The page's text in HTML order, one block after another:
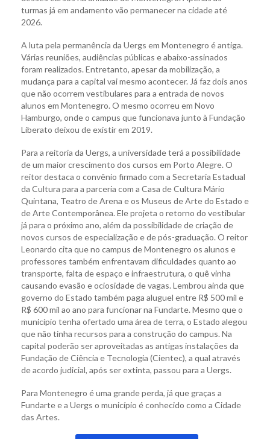
turmas já em andamento vão permanecer na cidade até
2026.
A luta pela permanência da Uergs em Montenegro é antiga.
Várias reuniões, audiências públicas e abaixo-assinados
foram realizados. Entretanto, apesar da mobilização, a
mudança para a capital vai mesmo acontecer. Já faz dois anos
que não ocorrem vestibulares para a entrada de novos
alunos em Montenegro. O mesmo ocorreu em Novo
Hamburgo, onde o campus que funcionava junto à Fundação
Liberato deixou de existir em 2019.
Para a reitoria da Uergs, a universidade terá a possibilidade
de um maior crescimento dos cursos em Porto Alegre. O
reitor destaca o convênio firmado com a Secretaria Estadual
da Cultura para a parceria com a Casa de Cultura Mário
Quintana, Teatro de Arena e os Museus de Arte do Estado e
de Arte Contemporânea. Ele projeta o retorno do vestibular
já para o próximo ano, além da possibilidade de criação de
novos cursos de especialização e de pós-graduação. O reitor
Leonardo cita que no campus de Montenegro os alunos e
professores também enfrentavam dificuldades quanto ao
transporte, falta de espaço e infraestrutura, o quê vinha
causando evasão e ociosidade de vagas. Lembrou ainda que
governo do Estado também paga aluguel entre R$ 500 mil e
R$ 600 mil ao ano para funcionar na Fundarte. Mesmo que o
município tenha ofertado uma área de terra, o Estado alegou
que não tinha recursos para a construção do campus. Na
capital poderão ser aproveitadas as antigas instalações da
Fundação de Ciência e Tecnologia (Cientec), a qual através
de acordo judicial, após ser extinta, passou para a Uergs.
Para Montenegro é uma grande perda, já que graças a
Fundarte e a Uergs o município é conhecido como a Cidade
das Artes.